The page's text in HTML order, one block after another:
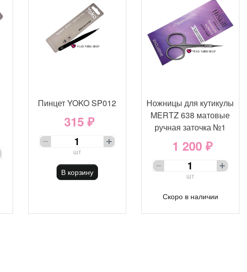
Пинцет YOKO SP012
315 ₽
шт
В корзину
Ножницы для кутикулы
MERTZ 638 матовые
ручная заточка №1
1 200 ₽
шт
Скоро в наличии